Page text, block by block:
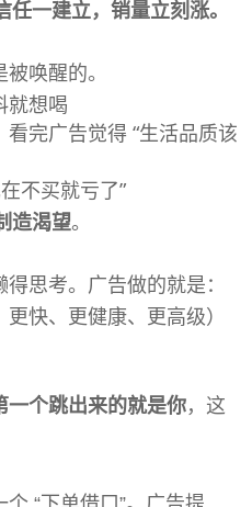
任一建立，销量立刻涨。
唤醒的。
就想喝
完广告觉得 “生活品质该
不买就亏了”
造渴望。
思考。广告做的就是：
更快、更健康、更高级）
一个跳出来的就是你，这